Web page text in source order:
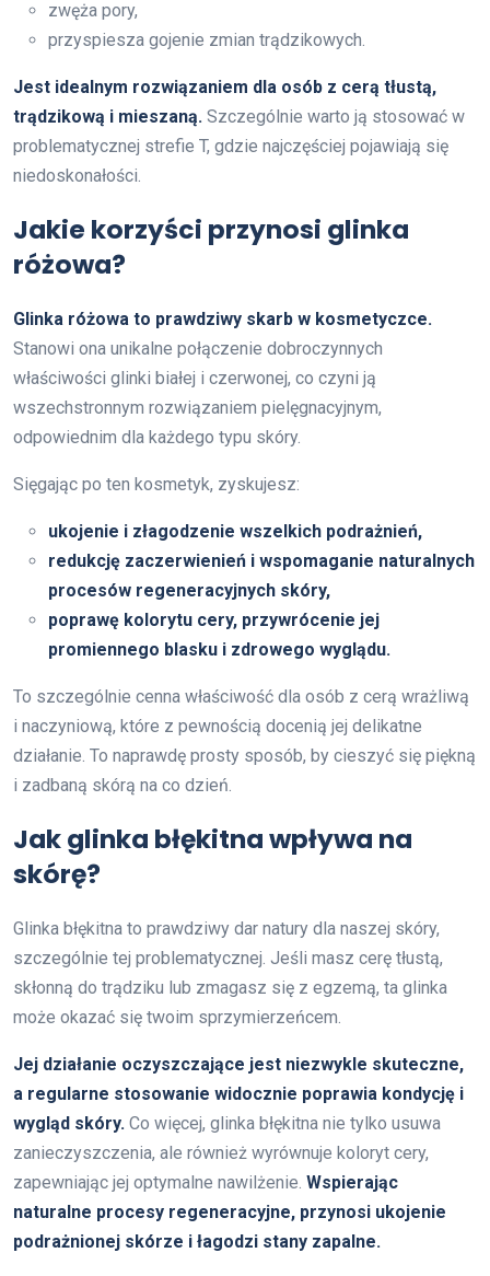
zwęża pory,
przyspiesza gojenie zmian trądzikowych.
Jest idealnym rozwiązaniem dla osób z cerą tłustą,
trądzikową i mieszaną. Szczególnie warto ją stosować w
problematycznej strefie T, gdzie najczęściej pojawiają się
niedoskonałości.
Jakie korzyści przynosi glinka
różowa?
Glinka różowa to prawdziwy skarb w kosmetyczce.
Stanowi ona unikalne połączenie dobroczynnych
właściwości glinki białej i czerwonej, co czyni ją
wszechstronnym rozwiązaniem pielęgnacyjnym,
odpowiednim dla każdego typu skóry.
Sięgając po ten kosmetyk, zyskujesz:
ukojenie i złagodzenie wszelkich podrażnień,
redukcję zaczerwienień i wspomaganie naturalnych
procesów regeneracyjnych skóry,
poprawę kolorytu cery, przywrócenie jej
promiennego blasku i zdrowego wyglądu.
To szczególnie cenna właściwość dla osób z cerą wrażliwą
i naczyniową, które z pewnością docenią jej delikatne
działanie. To naprawdę prosty sposób, by cieszyć się piękną
i zadbaną skórą na co dzień.
Jak glinka błękitna wpływa na
skórę?
Glinka błękitna to prawdziwy dar natury dla naszej skóry,
szczególnie tej problematycznej. Jeśli masz cerę tłustą,
skłonną do trądziku lub zmagasz się z egzemą, ta glinka
może okazać się twoim sprzymierzeńcem.
Jej działanie oczyszczające jest niezwykle skuteczne,
a regularne stosowanie widocznie poprawia kondycję i
wygląd skóry. Co więcej, glinka błękitna nie tylko usuwa
zanieczyszczenia, ale również wyrównuje koloryt cery,
zapewniając jej optymalne nawilżenie. Wspierając
naturalne procesy regeneracyjne, przynosi ukojenie
podrażnionej skórze i łagodzi stany zapalne.